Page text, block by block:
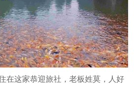
在这家恭迎旅社，老板姓莫，人好